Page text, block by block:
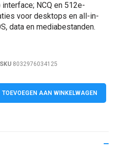
NCQ en 512e-
voor desktops en all-in-
data en mediabestanden.
SKU 8032976034125
TOEVOEGEN AAN WINKELWAGEN